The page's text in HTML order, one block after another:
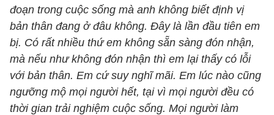
đoạn trong cuộc sống mà anh không biết định vị
bản thân đang ở đâu không. Đây là lần đầu tiên em
bị. Có rất nhiều thứ em không sẵn sàng đón nhận,
mà nếu như không đón nhận thì em lại thấy có lỗi
với bản thân. Em cứ suy nghĩ mãi. Em lúc nào cũng
ngưỡng mộ mọi người hết, tại vì mọi người đều có
thời gian trải nghiệm cuộc sống. Mọi người làm